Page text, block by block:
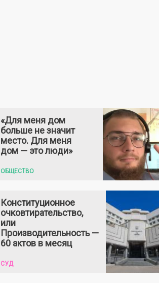
«Для меня дом
больше не значит
место. Для меня
дом — это люди»
ОБЩЕСТВО
Конституционное
очковтирательство,
или
Производительность —
60 актов в месяц
СУД